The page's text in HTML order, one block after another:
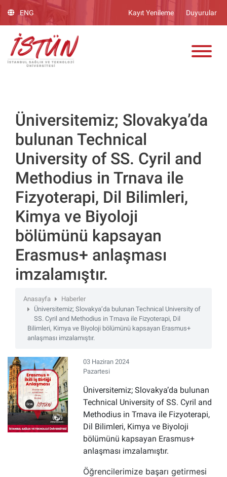
dikkat:
web
sitesinde,
erişilebilirliği
BiClick"
sistemi
bulunur.
ENG Kayıt Yenileme Duyurular
Üniversitemiz; Slovakya’da
bulunan Technical
University of SS. Cyril and
Methodius in Trnava ile
Fizyoterapi, Dil Bilimleri,
Kimya ve Biyoloji
bölümünü kapsayan
Erasmus+ anlaşması
imzalamıştır.
Anasayfa
Haberler
Üniversitemiz; Slovakya’da bulunan Technical University of
SS. Cyril and Methodius in Trnava ile Fizyoterapi, Dil
Bilimleri, Kimya ve Biyoloji bölümünü kapsayan Erasmus+
anlaşması imzalamıştır.
03 Haziran 2024
Pazartesi
Üniversitemiz; Slovakya’da bulunan
Technical University of SS. Cyril and
Methodius in Trnava ile Fizyoterapi,
Dil Bilimleri, Kimya ve Biyoloji
bölümünü kapsayan Erasmus+
anlaşması imzalamıştır.
Öğrencilerimize başarı getirmesi